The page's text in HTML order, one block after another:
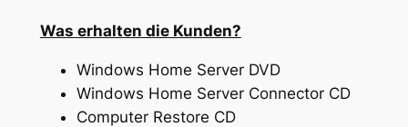
Was erhalten die Kunden?
Windows Home Server DVD
Windows Home Server Connector CD
Computer Restore CD